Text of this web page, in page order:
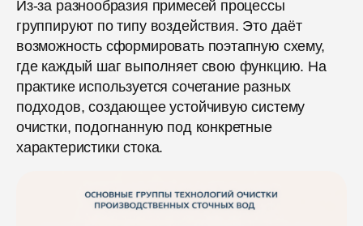
Из-за разнообразия примесей процессы
группируют по типу воздействия. Это даёт
возможность сформировать поэтапную схему,
где каждый шаг выполняет свою функцию. На
практике используется сочетание разных
подходов, создающее устойчивую систему
очистки, подогнанную под конкретные
характеристики стока.